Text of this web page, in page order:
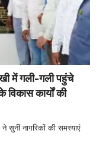
में गली-गली पहुंचे
कार्यों की
नागरिकों की समस्याएं